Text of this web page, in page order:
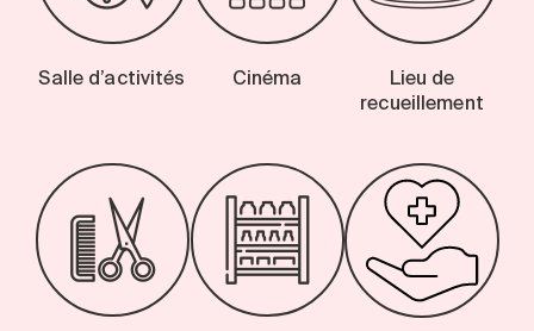
Salle d’activités Cinéma
Lieu de
recueillement